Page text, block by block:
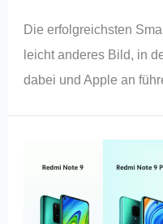
Die erfolgreichsten
leicht anderes Bild, in
dabei und Apple an